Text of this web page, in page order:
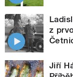
z
Jiří